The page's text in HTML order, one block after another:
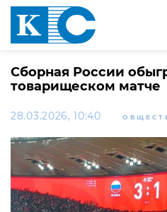
Сборная России
товарищеском матче
28.03.2026, 10:40